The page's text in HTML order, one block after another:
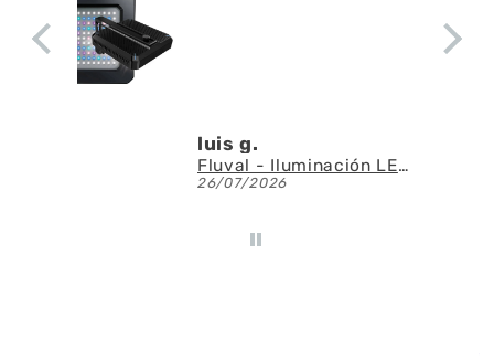
apenas ruido y ayuda
Denis A.G.U.
23/07/2026